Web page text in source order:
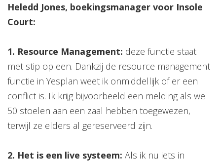
Heledd Jones, boekingsmanager voor Insole
Court:
1. Resource Management: deze functie staat
met stip op een. Dankzij de resource management
functie in Yesplan weet ik onmiddellijk of er een
conflict is. Ik krijg bijvoorbeeld een melding als we
50 stoelen aan een zaal hebben toegewezen,
terwijl ze elders al gereserveerd zijn.
2. Het is een live systeem: Als ik nu iets in